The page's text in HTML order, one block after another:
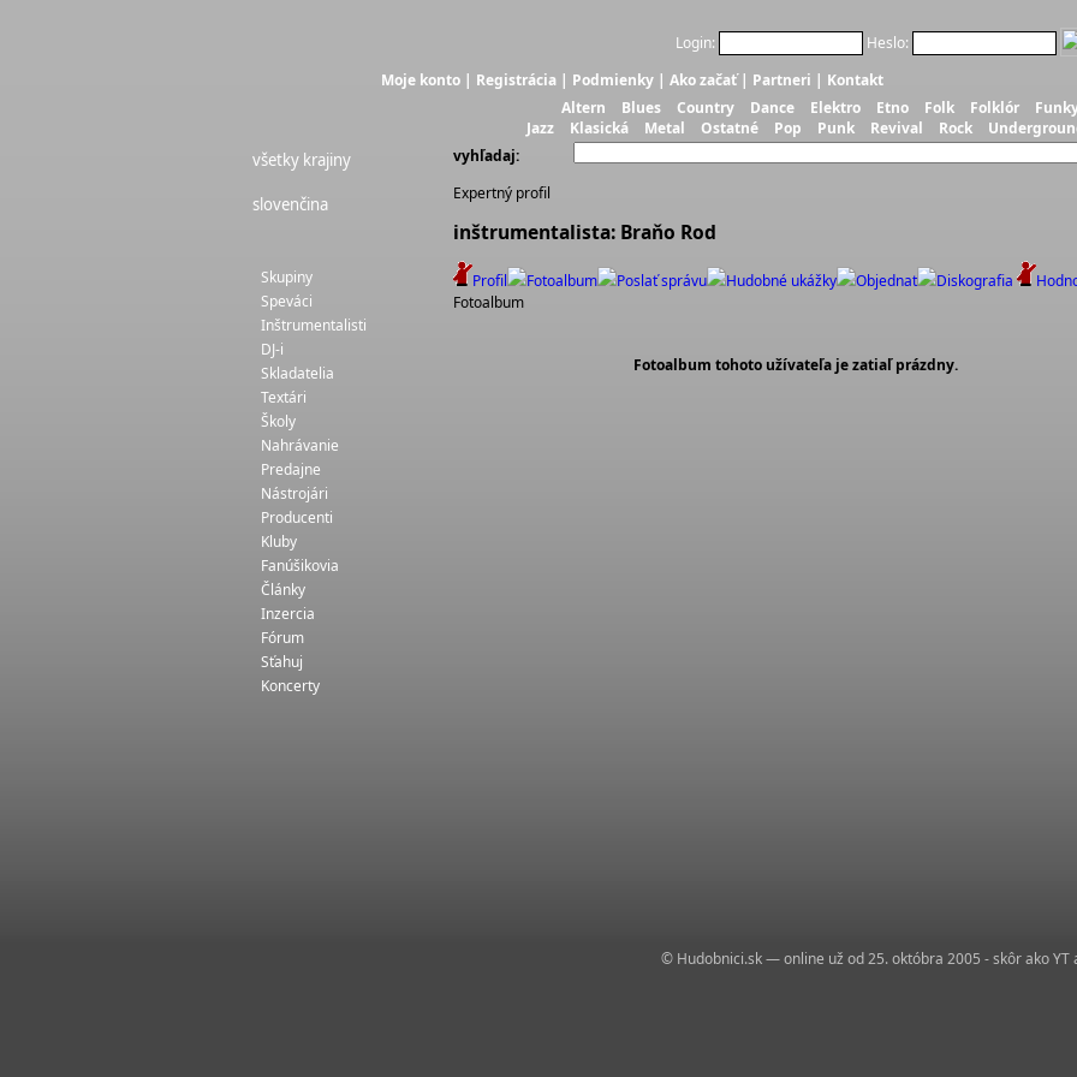
Login:
Heslo:
Moje konto | Registrácia | Podmienky | Ako začať| Partneri | Kontakt
Altern
Blues Country Dance Elektro Etno Folk Folklór
Jazz
Klasická Metal Ostatné Pop Punk Revival Rock
vyhľadaj:
všetky krajiny
slovenčina
Skupiny
Speváci
Inštrumentalisti
DJ-i
Skladatelia
Textári
Školy
Nahrávanie
Predajne
Nástrojári
Producenti
Kluby
Fanúšikovia
Články
Inzercia
Fórum
Sťahuj
Koncerty
Expertný profil
inštrumentalista: Braňo Rod
Profil Fotoalbum Poslať správu Hudobné ukážky Objednať Diskografia
Fotoalbum
Fotoalbum tohoto užívateľa je zatiaľ prázdny.
© Hudobnici.sk — online už od 25. októbra 2005 - skôr ako YT